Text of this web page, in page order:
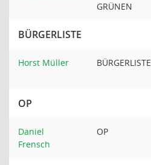
GRÜNEN
BÜRGERLISTE
Horst Müller BÜRGERLISTE
OP
Daniel
Frensch
OP